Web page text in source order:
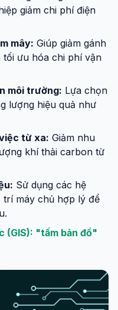
giảm chi phí điện
mây: Giúp giảm gánh
tối ưu hóa chi phí vận
môi trường: Lựa chọn
lượng hiệu quả như
từ xa: Giảm nhu
khí thải carbon từ
Sử dụng các hệ
trí máy chủ hợp lý để
(GIS): "tấm bản đồ"